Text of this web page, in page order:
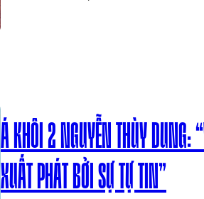
Á KHÔI 2 NGUYỄN THÙY
XUẤT PHÁT BỞI SỰ TỰ TIN”